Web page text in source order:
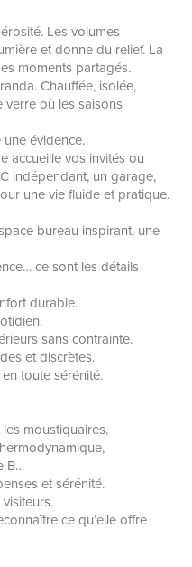
Les volumes
et donne du relief. La
moments partagés.
Chauffée, isolée,
où les saisons
évidence.
accueille vos invités ou
indépendant, un garage,
une vie fluide et pratique.
bureau inspirant, une
ce sont les détails
durable.
sans contrainte.
et discrètes.
toute sérénité.
moustiquaires.
B…
et sérénité.
ce qu’elle offre